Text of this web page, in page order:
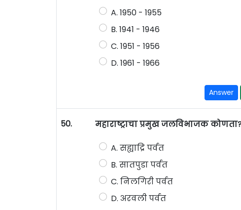
A. 1950 - 1955
B. 1941 - 1946
C. 1951 - 1956
D. 1961 - 1966
Answer
50. महाराष्ट्राचा प्रमुख जलविभाजक
A. सह्याद्रि पर्वत
B. सातपुडा पर्वत
C. निलगिरी पर्वत
D. अरवली पर्वत